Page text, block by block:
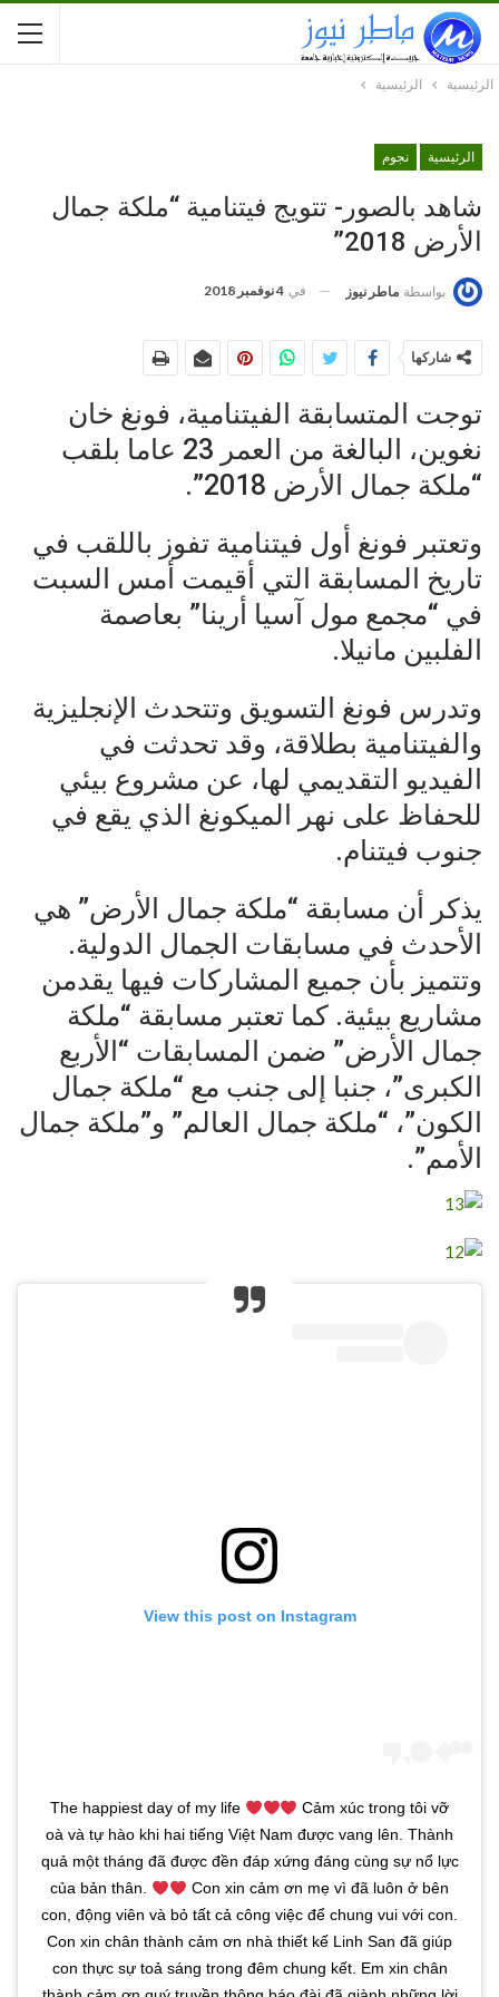
الرئيسية الرئيسية
الرئيسية نجوم
شاهد بالصور- تتويج فيتنامية “ملكة جمال
الأرض 2018”
بواسطة ماطر نيوز في 4 نوفمبر 2018
شاركها
توجت المتسابقة الفيتنامية، فونغ خان
نغوين، البالغة من العمر 23 عاما بلقب
“ملكة جمال الأرض 2018”.
وتعتبر فونغ أول فيتنامية تفوز باللقب في
تاريخ المسابقة التي أقيمت أمس السبت
في “مجمع مول آسيا أرينا” بعاصمة
الفلبين مانيلا.
وتدرس فونغ التسويق وتتحدث الإنجليزية
والفيتنامية بطلاقة، وقد تحدثت في
الفيديو التقديمي لها، عن مشروع بيئي
للحفاظ على نهر الميكونغ الذي يقع في
جنوب فيتنام.
يذكر أن مسابقة “ملكة جمال الأرض” هي
الأحدث في مسابقات الجمال الدولية.
وتتميز بأن جميع المشاركات فيها يقدمن
مشاريع بيئية. كما تعتبر مسابقة “ملكة
جمال الأرض” ضمن المسابقات “الأربع
الكبرى”، جنبا إلى جنب مع “ملكة جمال
الكون”، “ملكة جمال العالم” و”ملكة جمال
الأمم”.
View this post on Instagram
The happiest day of my life
Cảm xúc trong tôi vỡ
oà và tự hào khi hai tiếng Việt Nam được vang lên. Thành
quả một tháng đã được đền đáp xứng đáng cùng sự nổ lực
của bản thân.
Con xin cảm ơn mẹ vì đã luôn ở bên
con, động viên và bỏ tất cả công việc để chung vui với con.
Con xin chân thành cảm ơn nhà thiết kế Linh San đã giúp
con thực sự toả sáng trong đêm chung kết. Em xin chân